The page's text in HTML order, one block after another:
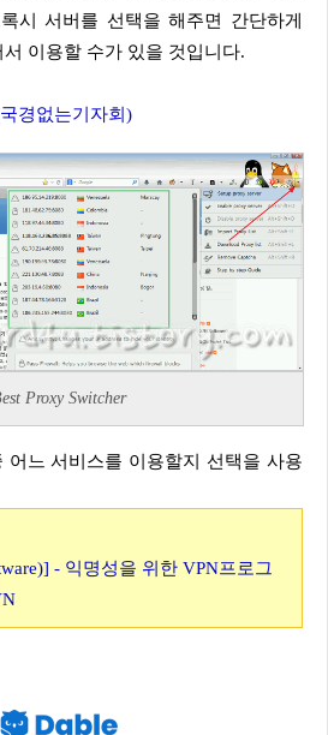
시 서버를 선택을 해주면 간단하게
이용할 수가 있을 것입니다.
경없는기자회)
Proxy Switcher
- 익명성을 위한 VPN프로그